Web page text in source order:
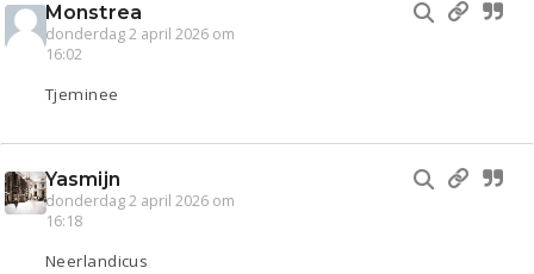
Monstrea
donderdag 2 april 2026 om
16:02
Tjeminee
Yasmijn
donderdag 2 april 2026 om
16:18
Neerlandicus